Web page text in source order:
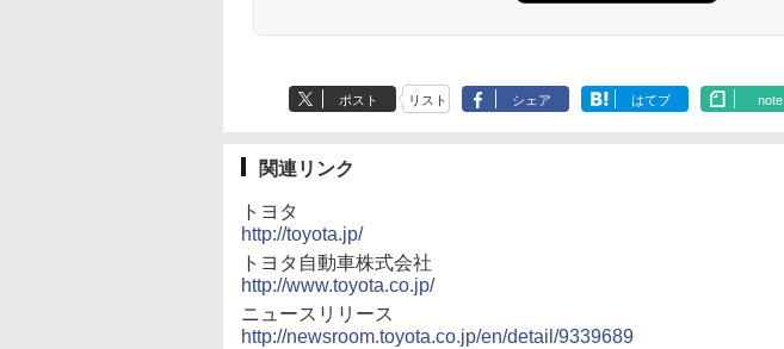
ポスト リスト シェア はてブ note
関連リンク
トヨタ
http://toyota.jp/
トヨタ自動車株式会社
http://www.toyota.co.jp/
ニュースリリース
http://newsroom.toyota.co.jp/en/detail/9339689